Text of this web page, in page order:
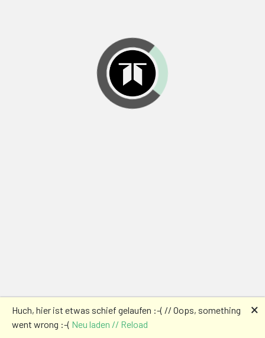
Huch, hier ist etwas schief gelaufen :-( // Oops, something
went wrong :-( Neu laden // Reload
🗙